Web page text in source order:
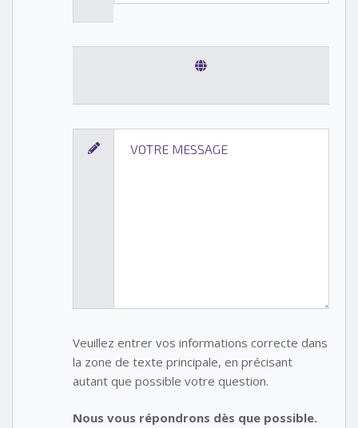
Veuillez entrer vos informations correcte dans
la zone de texte principale, en précisant
autant que possible votre question.
Nous vous répondrons dès que possible.